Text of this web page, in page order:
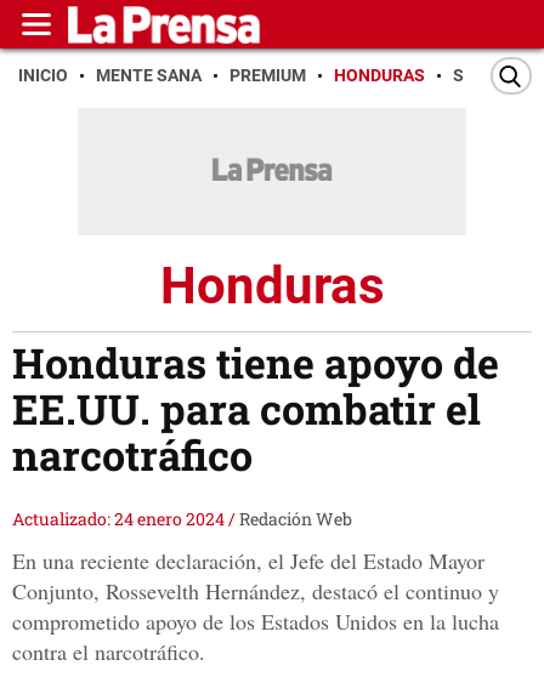
INICIO MENTE SANA PREMIUM HONDURAS SAN PEDRO
Honduras
Honduras tiene apoyo de
EE.UU. para combatir el
narcotráfico
Actualizado: 24 enero 2024/Redación Web
En una reciente declaración, el Jefe del Estado Mayor
Conjunto, Rossevelth Hernández, destacó el continuo y
comprometido apoyo de los Estados Unidos en la lucha
contra el narcotráfico.